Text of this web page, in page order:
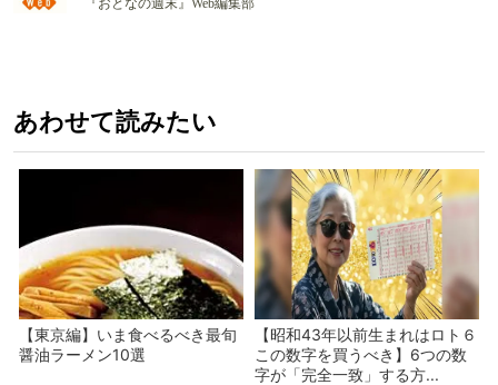
『おとなの週末』Web編集部
あわせて読みたい
【東京編】いま食べるべき最旬
醤油ラーメン10選
【昭和43年以前生まれはロト６
この数字を買うべき】6つの数
字が「完全一致」する方...